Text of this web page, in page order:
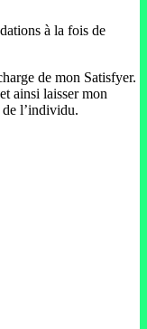
à la fois de
de mon Satisfyer.
ainsi laisser mon
l’individu.